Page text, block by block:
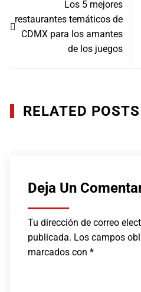
entradas
Los 5 mejores
restaurantes temáticos de
CDMX para los amantes
de los juegos
RELATED POSTS
Deja Un
Tu dirección de correo
publicada. Los campos
marcados con*